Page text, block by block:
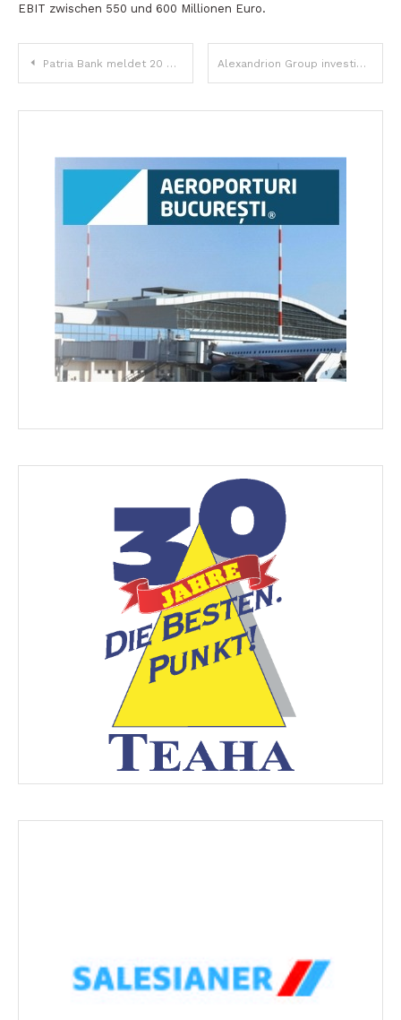
EBIT zwischen 550 und 600 Millionen Euro.
Beitragsnavigation
Patria Bank meldet 20 % Wachstum des Kreditportfolios und neue Kreditverkäufe von über 1 Milliarde RON in den ersten neun Monaten 2025 Alexandrion Group investiert 2 Millionen Euro in modernste Abfüllanlagen in Rumänien und steigert die Produktionskapazität um bis zu 40 %